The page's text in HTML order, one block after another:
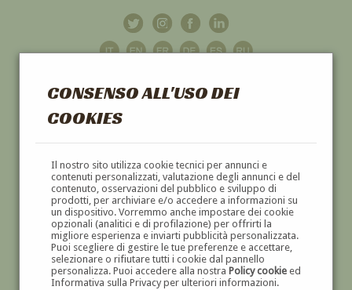
CONSENSO ALL'USO DEI
COOKIES
Il nostro sito utilizza cookie tecnici per annunci e
contenuti personalizzati, valutazione degli annunci e del
contenuto, osservazioni del pubblico e sviluppo di
prodotti, per archiviare e/o accedere a informazioni su
un dispositivo. Vorremmo anche impostare dei cookie
opzionali (analitici e di profilazione) per offrirti la
migliore esperienza e inviarti pubblicità personalizzata.
Puoi scegliere di gestire le tue preferenze e accettare,
selezionare o rifiutare tutti i cookie dal pannello
personalizza. Puoi accedere alla nostra Policy cookieed
Informativa sulla Privacy per ulteriori informazioni.
GALLERIAD'ARTE
DIPINTI E SCULTURE '800 E '900